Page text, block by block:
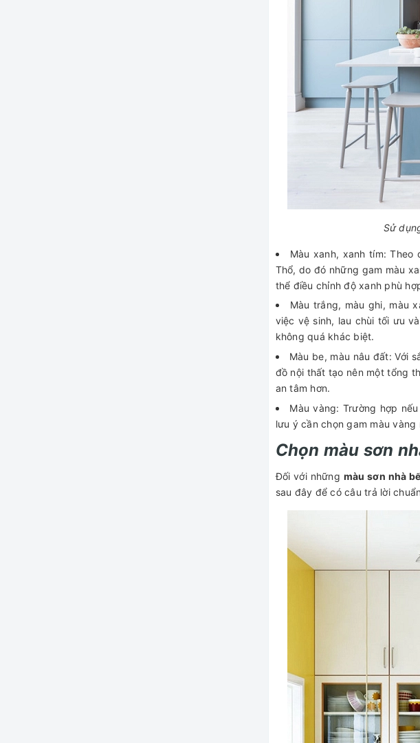
Sử
Màu xanh, xanh tím:
Thổ, do đó những gam màu
thể điều chỉnh độ xanh phù
Màu trắng, màu ghi, màu
việc vệ sinh, lau chùi tối ưu
không quá khác biệt.
Màu be, màu nâu đất: Với
đồ nội thất tạo nên một tổng
an tâm hơn.
Màu vàng: Trường hợp
lưu ý cần chọn gam màu
Chọn màu sơn
Đối với những màu sơn nhà
sau đây để có câu trả lời